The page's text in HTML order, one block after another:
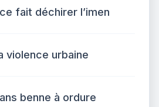
fait déchirer l’imen
violence urbaine
benne à ordure